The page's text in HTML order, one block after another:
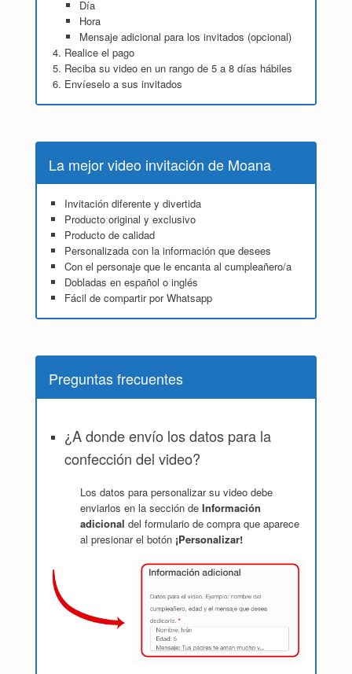
Día
Hora
Mensaje adicional para los invitados (opcional)
Realice el pago
Reciba su video en un rango de 5 a 8 días hábiles
Envíeselo a sus invitados
La mejor video invitación de Moana
Invitación diferente y divertida
Producto original y exclusivo
Producto de calidad
Personalizada con la información que desees
Con el personaje que le encanta al cumpleañero/a
Dobladas en español o inglés
Fácil de compartir por Whatsapp
Preguntas frecuentes
¿A donde envío los datos para la
confección del video?
Los datos para personalizar su video debe
enviarlos en la sección de Información
adicional del formulario de compra que aparece
al presionar el botón ¡Personalizar!